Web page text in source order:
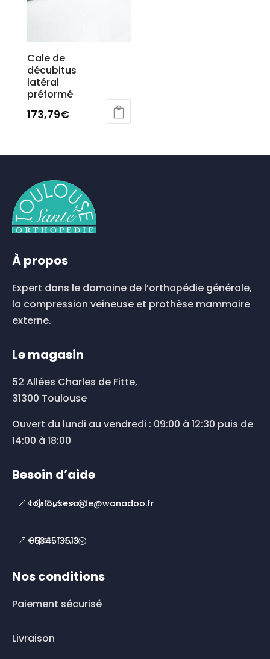
Cale de
décubitus
latéral
préformé
173,79€
À propos
Expert dans le domaine de l’orthopédie générale,
la compression veineuse et prothèse mammaire
externe.
Le magasin
52 Allées Charles de Fitte,
31300 Toulouse
Ouvert du lundi au vendredi : 09:00 à 12:30 puis de
14:00 à 18:00
Besoin d’aide
toulousesante@wanadoo.fr
0534513513
Nos conditions
Paiement sécurisé
Livraison